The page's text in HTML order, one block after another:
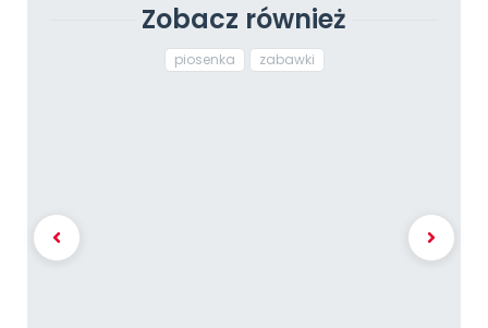
Zobacz również
piosenka zabawki